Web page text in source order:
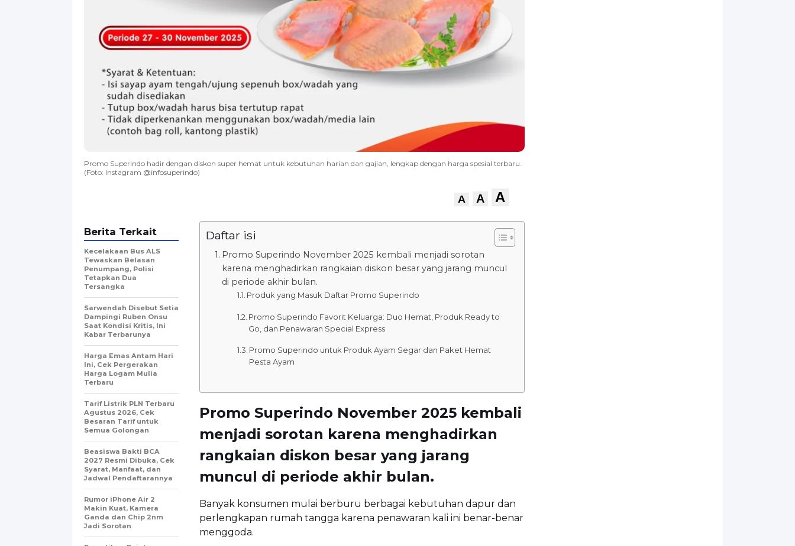
Promo Superindo hadir dengan diskon super hemat untuk kebutuhan harian dan gajian, lengkap dengan harga spesial terbaru.
(Foto: Instagram @infosuperindo)
A A A
Daftar isi
Promo Superindo November 2025 kembali menjadi sorotan
karena menghadirkan rangkaian diskon besar yang jarang muncul
di periode akhir bulan.
Produk yang Masuk Daftar Promo Superindo
Promo Superindo Favorit Keluarga: Duo Hemat, Produk Ready to
Go, dan Penawaran Special Express
Promo Superindo untuk Produk Ayam Segar dan Paket Hemat
Pesta Ayam
Promo Superindo November 2025 kembali
menjadi sorotan karena menghadirkan
rangkaian diskon besar yang jarang
muncul di periode akhir bulan.
Banyak konsumen mulai berburu berbagai kebutuhan dapur dan
perlengkapan rumah tangga karena penawaran kali ini benar-benar
menggoda.
Berita Terkait
Kecelakaan Bus ALS
Tewaskan Belasan
Penumpang, Polisi
Tetapkan Dua
Tersangka
Sarwendah Disebut Setia
Dampingi Ruben Onsu
Saat Kondisi Kritis, Ini
Kabar Terbarunya
Harga Emas Antam Hari
Ini, Cek Pergerakan
Harga Logam Mulia
Terbaru
Tarif Listrik PLN Terbaru
Agustus 2026, Cek
Besaran Tarif untuk
Semua Golongan
Beasiswa Bakti BCA
2027 Resmi Dibuka, Cek
Syarat, Manfaat, dan
Jadwal Pendaftarannya
Rumor iPhone Air 2
Makin Kuat, Kamera
Ganda dan Chip 2nm
Jadi Sorotan